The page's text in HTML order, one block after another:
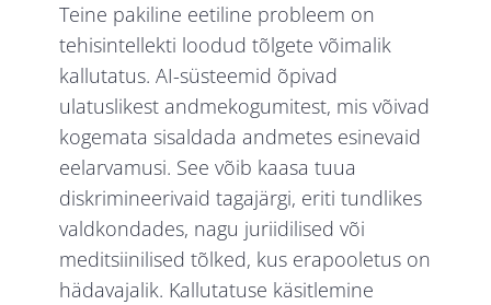
Teine pakiline eetiline probleem on
tehisintellekti loodud tõlgete võimalik
kallutatus. AI-süsteemid õpivad
ulatuslikest andmekogumitest, mis võivad
kogemata sisaldada andmetes esinevaid
eelarvamusi. See võib kaasa tuua
diskrimineerivaid tagajärgi, eriti tundlikes
valdkondades, nagu juriidilised või
meditsiinilised tõlked, kus erapooletus on
hädavajalik. Kallutatuse käsitlemine